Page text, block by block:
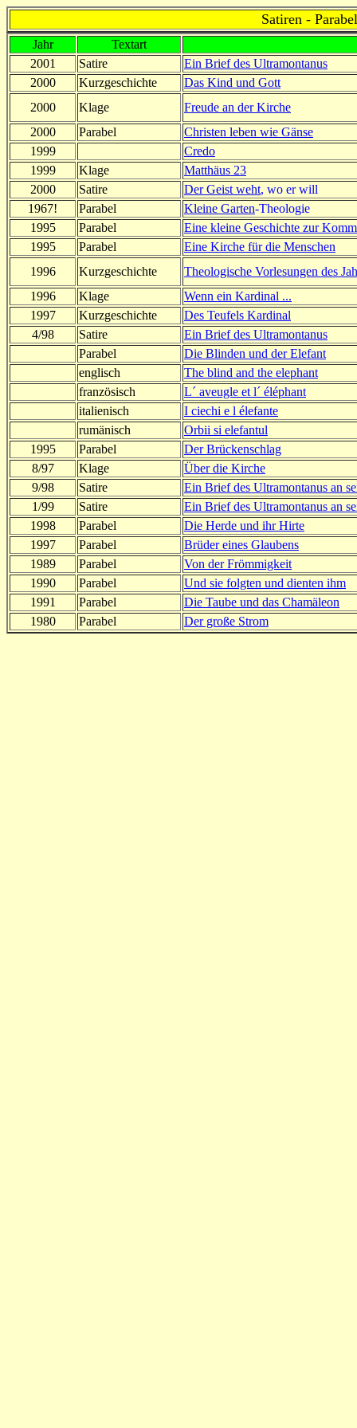
Satiren -
Jahr
Textart
2001
Satire
Ein Brief des Ultramontanus
2000
Kurzgeschichte
Das Kind und Gott
2000
Klage
Freude an der Kirche
2000
Parabel
Christen leben wie Gänse
1999
Credo
1999
Klage
Matthäus 23
2000
Satire Der Geist weht, wo er will
1967!
Parabel Kleine Garten-Theologie
1995
Parabel
Eine kleine Geschichte zur
1995
Parabel
Eine Kirche für die Menschen
1996
Kurzgeschichte
Theologische Vorlesungen des
1996
Klage
Wenn ein Kardinal ...
1997
Kurzgeschichte
Des Teufels Kardinal
4/98
Satire
Ein Brief des Ultramontanus
Parabel
Die Blinden und der Elefant
englisch
The blind and the elephant
französisch
L´ aveugle et l´ éléphant
italienisch
I ciechi e l élefante
rumänisch
Orbii si elefantul
1995
Parabel
Der Brückenschlag
8/97
Klage
Über die Kirche
9/98
Satire
Ein Brief des Ultramontanus an
1/99
Satire
Ein Brief des Ultramontanus an
1998
Parabel
Die Herde und ihr Hirte
1997
Parabel
Brüder eines Glaubens
1989
Parabel
Von der Frömmigkeit
1990
Parabel
Und sie folgten und dienten ihm
1991
Parabel
Die Taube und das Chamäleon
1980
Parabel Der große Strom